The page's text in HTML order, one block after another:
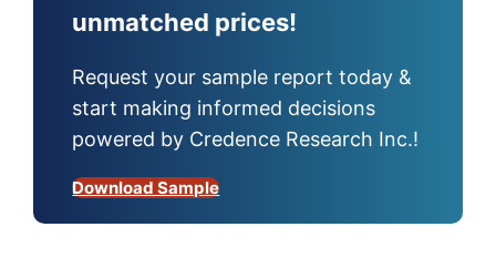
unmatched prices!
Request your sample report today &
start making informed decisions
powered by Credence Research Inc.!
Download Sample